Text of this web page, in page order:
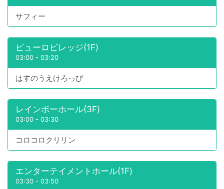
サフィー
ピューロビレッジ(1F)
03:00 - 03:20
はすのうえけろっぴ
レインボーホール(3F)
03:00 - 03:30
コロコロクリリン
エンターテイメントホール(1F)
03:30 - 03:50